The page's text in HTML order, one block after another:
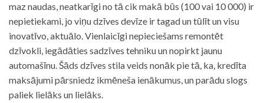
maz naudas, neatkarīgi no tā cik makā būs (100 vai 10 000) ir
nepietiekami, jo viņu dzīves devīze ir tagad un tūlīt un visu
inovatīvo, aktuālo. Vienlaicīgi nepieciešams remontēt
dzīvokli, iegādāties sadzīves tehniku un nopirkt jaunu
automašīnu. Šāds dzīves stila veids nonāk pie tā, ka, kredīta
maksājumi pārsniedz ikmēneša ienākumus, un parādu slogs
paliek lielāks un lielāks.